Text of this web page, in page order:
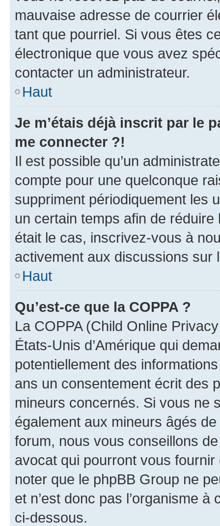
mauvaise adresse de courrier
tant que pourriel. Si vous êtes
électronique que vous avez
contacter un administrateur.
Haut
Je m’étais déjà inscrit par le
me connecter ?!
Il est possible qu’un
compte pour une quelconque
suppriment périodiquement les
un certain temps afin de
était le cas, inscrivez-vous à
activement aux discussions sur
Haut
Qu’est-ce que la COPPA ?
La COPPA (Child Online
États-Unis d’Amérique qui
potentiellement des
ans un consentement écrit des
mineurs concernés. Si vous ne
également aux mineurs âgés
forum, nous vous conseillons
avocat qui pourront vous
noter que le phpBB Group ne
et n’est donc pas l’organisme
ci-dessous.